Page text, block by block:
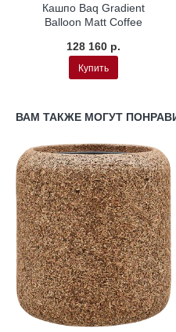
Кашпо Baq Gradient
Balloon Matt Coffee
128 160 р.
Купить
ВАМ ТАКЖЕ МОГУТ